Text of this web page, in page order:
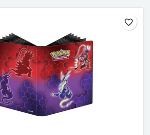
favorite_border